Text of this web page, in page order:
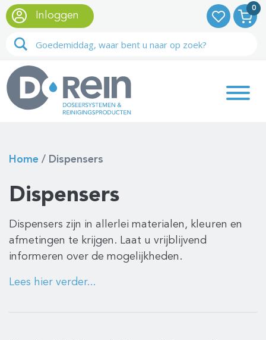
0
Inloggen
Home / Dispensers
Dispensers
Dispensers zijn in allerlei materialen, kleuren en
afmetingen te krijgen. Laat u vrijblijvend
informeren over de mogelijkheden.
Lees hier verder...